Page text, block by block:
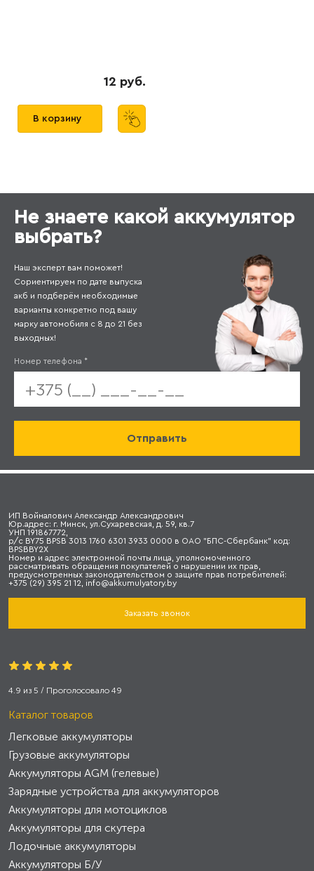
12 руб.
В корзину
Не знаете какой аккумулятор
выбрать?
Наш эксперт вам поможет!
Сориентируем по дате выпуска
акб и подберём необходимые
варианты конкретно под вашу
марку автомобиля с 8 до 21 без
выходных!
Номер телефона *
ИП Войналович Александр Александрович
Юр.адрес: г. Минск, ул.Сухаревская, д. 59, кв.7
УНП 191867772,
р/с BY75 BPSB 3013 1760 6301 3933 0000 в ОАО "БПС-Сбербанк" код:
BPSBBY2X
Номер и адрес электронной почты лица, уполномоченного
рассматривать обращения покупателей о нарушении их прав,
предусмотренных законодательством о защите прав потребителей:
+375 (29) 395 21 12, info@akkumulyatory.by
Заказать звонок
4.9 из 5 / Проголосовало 49
Каталог товаров
Легковые аккумуляторы
Грузовые аккумуляторы
Аккумуляторы AGM (гелевые)
Зарядные устройства для аккумуляторов
Аккумуляторы для мотоциклов
Аккумуляторы для скутера
Лодочные аккумуляторы
Аккумуляторы Б/У